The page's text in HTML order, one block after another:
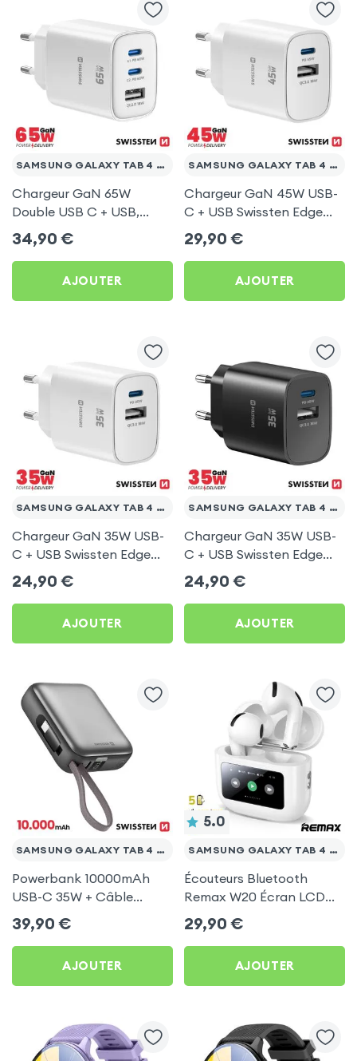
SAMSUNG GALAXY TAB 4 10.1 T530
Chargeur GaN 65W
Double USB C + USB,
Swissten Edge Blanc pour
Samsung Galaxy Tab 4
10.1 T530
34,90 €
AJOUTER
SAMSUNG GALAXY TAB 4 10.1 T530
Chargeur GaN 45W USB-
C + USB Swissten Edge
Blanc pour Samsung
Galaxy Tab 4 10.1 T530
29,90 €
AJOUTER
SAMSUNG GALAXY TAB 4 10.1 T530
Chargeur GaN 35W USB-
C + USB Swissten Edge
Blanc pour Samsung
Galaxy Tab 4 10.1 T530
24,90 €
AJOUTER
SAMSUNG GALAXY TAB 4 10.1 T530
Chargeur GaN 35W USB-
C + USB Swissten Edge
Noir pour Samsung
Galaxy Tab 4 10.1 T530
24,90 €
AJOUTER
SAMSUNG GALAXY TAB 4 10.1 T530
Powerbank 10000mAh
USB-C 35W + Câble
Argent Swissten Space
pour Samsung Galaxy
Tab 4 10.1 T530
39,90 €
AJOUTER
5.0
SAMSUNG GALAXY TAB 4 10.1 T530
Écouteurs Bluetooth
Remax W20 Écran LCD
Full-Color pour Samsung
Galaxy Tab 4 10.1 T530
29,90 €
AJOUTER